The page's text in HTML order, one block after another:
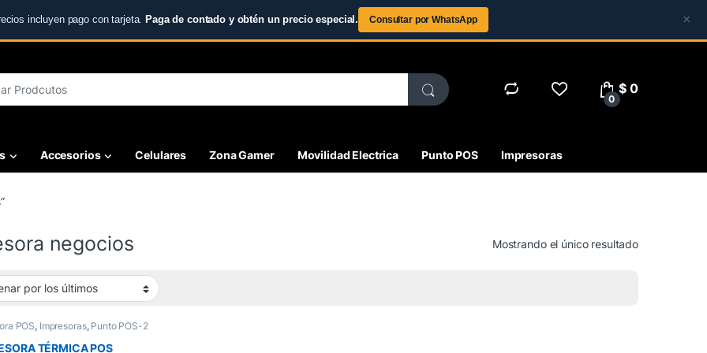
incluyen pago con tarjeta. Paga de contado y obtén un precio especial. Consultar por WhatsApp ×
0
$ 0
Accesorios Celulares Zona Gamer Movilidad Electrica Punto POS Impresoras
negocios Mostrando el único resultado
POS, Impresoras, Punto POS-2
TÉRMICA POS